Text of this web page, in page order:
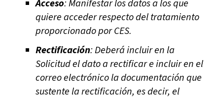
Acceso: Manifestar los datos a los que
quiere acceder respecto del tratamiento
proporcionado por CES.
Rectificación: Deberá incluir en la
Solicitud el dato a rectificar e incluir en el
correo electrónico la documentación que
sustente la rectificación, es decir, el